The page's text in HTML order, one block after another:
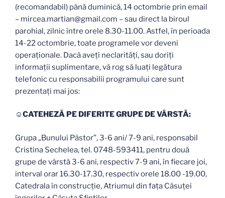
(recomandabil) până duminică, 14 octombrie prin email
– mircea.martian@gmail.com – sau direct la biroul
parohial, zilnic între orele 8.30-11.00. Astfel, în perioada
14-22 octombrie, toate programele vor deveni
operaționale. Dacă aveți neclarități, sau doriți
informații suplimentare, vă rog să luați legătura
telefonic cu responsabilii programului care sunt
prezentați mai jos:
☺CATEHEZĂ PE DIFERITE GRUPE DE VÂRSTĂ:
Grupa „Bunului Păstor”, 3-6 ani/ 7-9 ani, responsabil
Cristina Sechelea, tel. 0748-593411, pentru două
grupe de vârstă 3-6 ani, respectiv 7-9 ani, în fiecare joi,
interval orar 16.30-17.30, respectiv orele 18.00 -19.00,
Catedrala în construcție, Atriumul din faţa Căsuţei